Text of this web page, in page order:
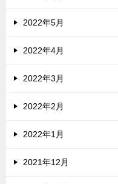
2022年5月
2022年4月
2022年3月
2022年2月
2022年1月
2021年12月